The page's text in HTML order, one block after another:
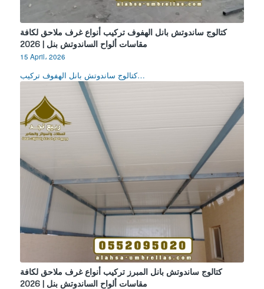
كتالوج ساندوتش بانل الهفوف تركيب أنواع غرف ملاحق لكافة
مقاسات ألواح الساندوتش بنل | 2026
15 April، 2026
كتالوج ساندوتش بانل الهفوف تركيب…
كتالوج ساندوتش بانل المبرز تركيب أنواع غرف ملاحق لكافة
مقاسات ألواح الساندوتش بنل | 2026